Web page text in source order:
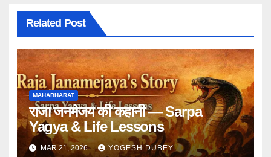
Related Post
MAHABHARAT
राजा जनमेजय की कहानी — Sarpa
Yagya & Life Lessons
MAR 21, 2026 YOGESH DUBEY